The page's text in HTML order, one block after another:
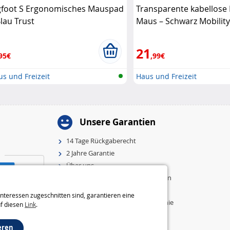
zugeschnitten sind, garantieren eine
diesen Link.
S Ergonomisches Mauspad
Trust
und Freizeit
Transparente
Maus – Schwarz
21,99€
Haus und Freizeit
Unsere Garantien
14 Tage Rückgaberecht
2 Jahre Garantie
Über uns
Allgemeine Geschäftsbedingungen
Einstellungen und Cookie-Richtlinie